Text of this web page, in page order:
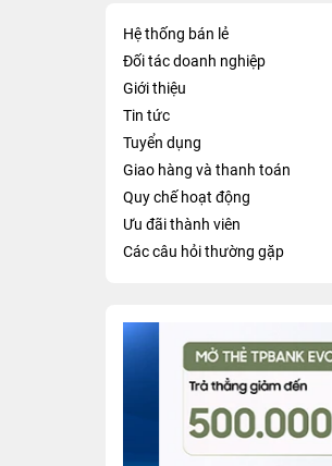
Hệ thống bán lẻ
Đối tác doanh nghiệp
Giới thiệu
Tin tức
Tuyển dụng
Giao hàng và thanh toán
Quy chế hoạt động
Ưu đãi thành viên
Các câu hỏi thường gặp